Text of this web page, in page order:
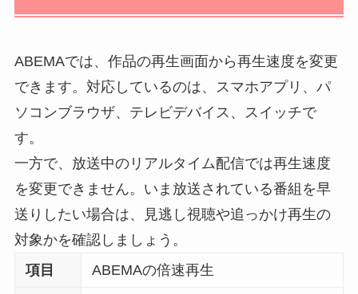
ABEMAでは、作品の再生画面から再生速度を変更
できます。対応しているのは、スマホアプリ、パ
ソコンブラウザ、テレビデバイス、スイッチで
す。
一方で、放送中のリアルタイム配信では再生速度
を変更できません。いま放送されている番組を早
送りしたい場合は、見逃し視聴や追っかけ再生の
対象かを確認しましょう。
項目
ABEMAの倍速再生